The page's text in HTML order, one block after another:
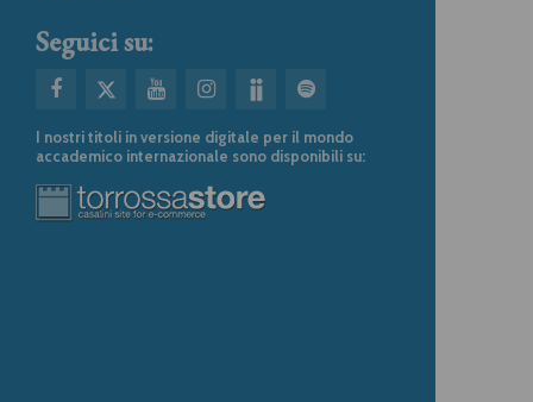
Seguici su:
I nostri titoli in versione digitale per il mondo
accademico internazionale sono disponibili su: